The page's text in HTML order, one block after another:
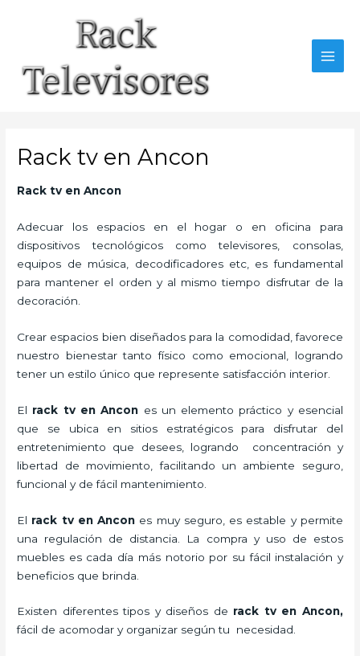
Rack tv en Ancon
Rack tv en Ancon
Adecuar los espacios en el hogar o en oficina para
dispositivos tecnológicos como televisores, consolas,
equipos de música, decodificadores etc, es fundamental
para mantener el orden y al mismo tiempo disfrutar de la
decoración.
Crear espacios bien diseñados para la comodidad, favorece
nuestro bienestar tanto físico como emocional, logrando
tener un estilo único que represente satisfacción interior.
El rack tv en Ancon es un elemento práctico y esencial
que se ubica en sitios estratégicos para disfrutar del
entretenimiento que desees, logrando concentración y
libertad de movimiento, facilitando un ambiente seguro,
funcional y de fácil mantenimiento.
El rack tv en Ancon es muy seguro, es estable y permite
una regulación de distancia. La compra y uso de estos
muebles es cada día más notorio por su fácil instalación y
beneficios que brinda.
Existen diferentes tipos y diseños de rack tv en Ancon,
fácil de acomodar y organizar según tu necesidad.